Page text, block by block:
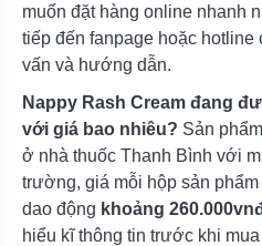
muốn đặt hàng online nhanh
tiếp đến fanpage hoặc
vấn và hướng dẫn.
Nappy Rash Cream đang
với giá bao nhiêu? Sản
ở nhà thuốc Thanh Bình với
trường, giá mỗi hộp sản
dao động khoảng
hiểu kĩ thông tin trước khi